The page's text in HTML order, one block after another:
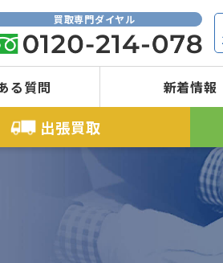
買取専門ダイヤル
る質問 新着情報
出張買取